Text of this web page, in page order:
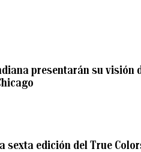
presentarán su visión
sexta edición del True